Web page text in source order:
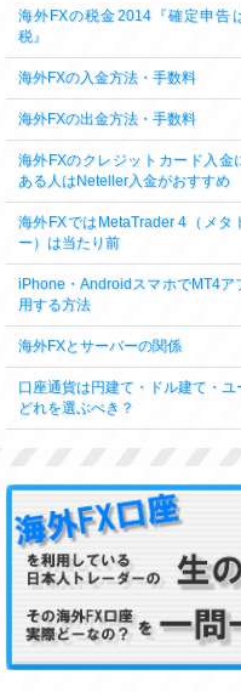
海外FXの税金2014『確定申告
税』
海外FXの入金方法・手数料
海外FXの出金方法・手数料
海外FXのクレジットカード入金
ある人はNeteller入金がおすすめ
海外FXではMetaTrader 4（メタ
ー）は当たり前
iPhone・AndroidスマホでMT4ア
用する方法
海外FXとサーバーの関係
口座通貨は円建て・ドル建て・ユ
どれを選ぶべき？